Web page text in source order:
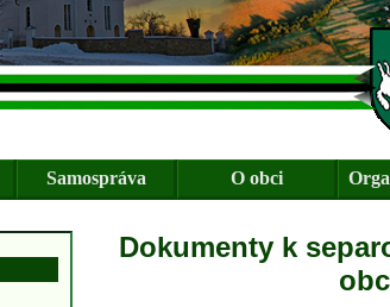
Samospráva O obci
Dokumenty k